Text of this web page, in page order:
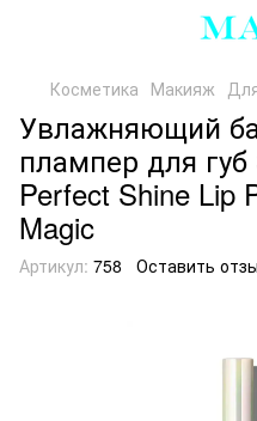
Косметика Макияж
Увлажняющий
плампер для
Perfect Shine Lip
Magic
Артикул: 758 Оставить